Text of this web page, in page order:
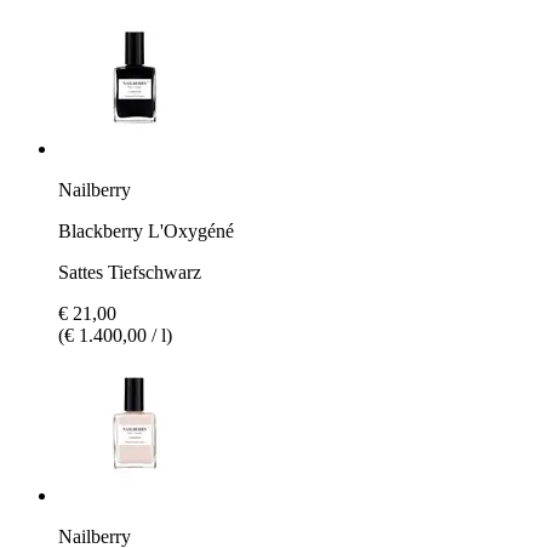
Nailberry
Blackberry L'Oxygéné
Sattes Tiefschwarz
€ 21,00
(€ 1.400,00 / l)
Nailberry